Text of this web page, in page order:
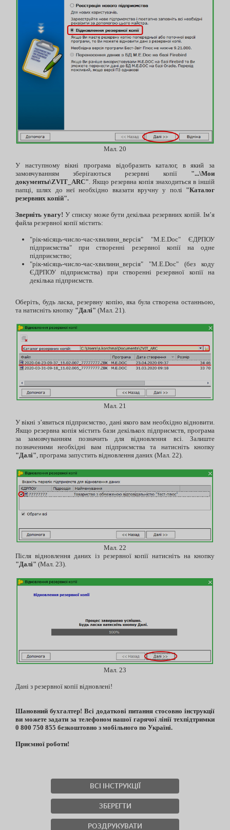
ВСІ ІНСТРУКЦІЇ
ЗБЕРЕГТИ
РОЗДРУКУВАТИ
Мал. 20
У наступному вікні програма відобразить каталог, в який за
замовчуванням зберігаються резервні копії "...\Мои
документы\ZVIT_ARC". Якщо резервна копія знаходиться в іншій
папці, шлях до неї необхідно вказати вручну у полі "Каталог
резервних копій".
Зверніть увагу! У списку може бути декілька резервних копій. Ім’я
файла резервної копії містить:
"рік-місяць-число-час-хвилини_версія" "M.E.Doc" ЄДРПОУ
підприємства" при створенні резервної копії на одне
підприємство;
"рік-місяць-число-час-хвилини_версія" "M.E.Doc" (без коду
ЄДРПОУ підприємства) при створенні резервної копії на
декілька підприємств.
Оберіть, будь ласка, резервну копію, яка була створена останньою,
та натисніть кнопку "Далі" (Мал. 21).
Мал. 21
У вікні з’явиться підприємство, дані якого вам необхідно відновити.
Якщо резервна копія містить бази декількох підприємств, програма
за замовчуванням позначить для відновлення всі. Залиште
позначеними необхідні вам підприємства та натисніть кнопку
"Далі", програма запустить відновлення даних (Мал. 22).
Мал. 22
Після відновлення даних із резервної копії натисніть на кнопку
"Далі" (Мал. 23).
Мал. 23
Дані з резервної копії відновлені!
Шановний бухгалтер! Всі додаткові питання стосовно інструкції
ви можете задати за телефоном нашої гарячої лінії техпідтримки
0 800 750 855 безкоштовно з мобільного по Україні.
Приємної роботи!